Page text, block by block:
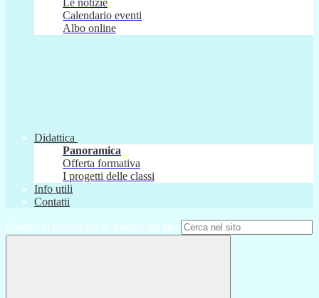
Le notizie
Calendario eventi
Albo online
Didattica
Panoramica
Offerta formativa
I progetti delle classi
Info utili
Contatti
Campo di ricerca per le pagine del sito